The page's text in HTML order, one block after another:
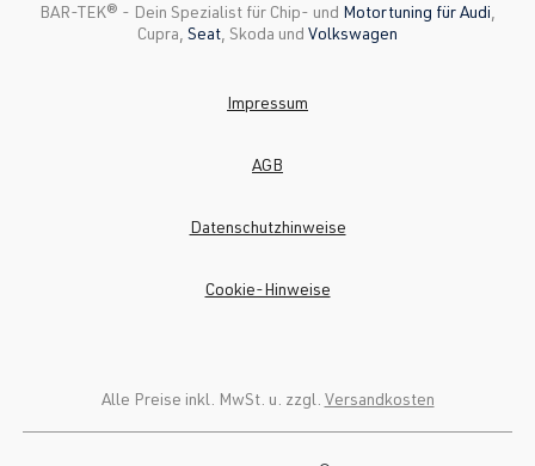
BAR-TEK®️ - Dein Spezialist für Chip- und Motortuning für Audi
Cupra, Seat , Skoda und Volkswagen
Alle Preise inkl. MwSt. u. zzgl. Versandkosten
Impressum
AGB
Datenschutzhinweise
Cookie-Hinweise